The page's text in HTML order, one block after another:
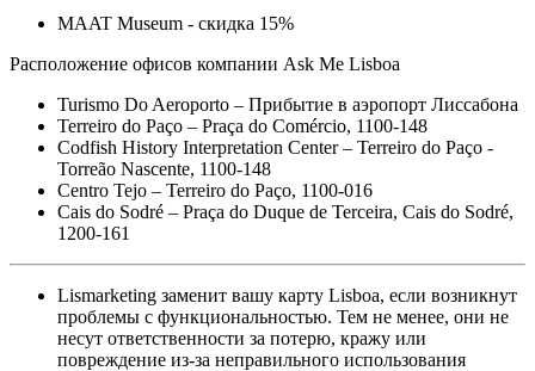
MAAT Museum - скидка 15%
Расположение офисов компании Ask Me Lisboa
Turismo Do Aeroporto – Прибытие в аэропорт Лиссабона
Terreiro do Paço – Praça do Comércio, 1100-148
Codfish History Interpretation Center – Terreiro do Paço -
Torreão Nascente, 1100-148
Centro Tejo – Terreiro do Paço, 1100-016
Cais do Sodré – Praça do Duque de Terceira, Cais do Sodré,
1200-161
Lismarketing заменит вашу карту Lisboa, если возникнут
проблемы с функциональностью. Тем не менее, они не
несут ответственности за потерю, кражу или
повреждение из-за неправильного использования